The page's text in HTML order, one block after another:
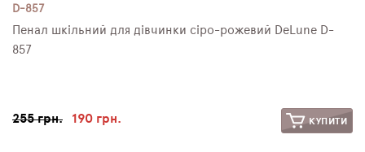
D-857
Пенал шкільний для дівчинки сіро-рожевий DeLune D-
857
255 грн. 190 грн. КУПИТИ